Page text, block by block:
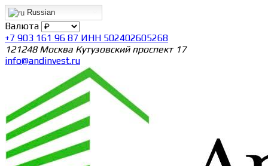
Russian
Валюта
+7 903 161 96 87 ИНН 502402605268
121248 Москва Кутузовский проспект 17
info@andinvest.ru